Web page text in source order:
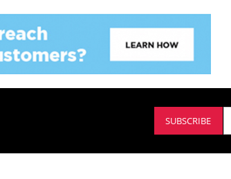
SUBSCRIBE